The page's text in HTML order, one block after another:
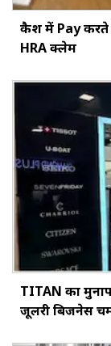
कैश में Pay करते
HRA क्लेम
TITAN का
जूलरी बिजनेस